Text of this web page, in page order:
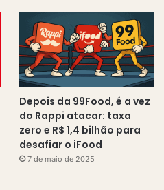
Depois da 99Food, é a vez
do Rappi atacar: taxa
zero e R$ 1,4 bilhão para
desafiar o iFood
7 de maio de 2025